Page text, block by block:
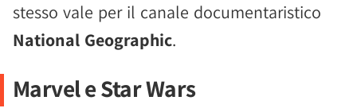
stesso vale per il canale documentaristico
National Geographic.
Marvel e Star Wars